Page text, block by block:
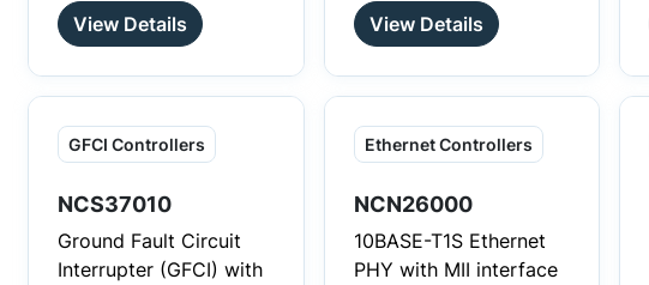
650V to 1700V. They
provide high switching
frequency and deliver
ultra-low on-resistance
(RDS (on)) starting at
just 4 mohm, utilizing
size of any other
technology.
Additionally low gate
View Details
RDS(on) SiC JFET with
a Si MOSFET in a
single, compact
package. Specifically
designed for low-
frequency protection
Power Supply Units
(PSUs), downstream
high-voltage DC-DC
View Details
GFCI Controllers
NCS37010
Ground Fault Circuit
Interrupter (GFCI) with
Ethernet Controllers
NCN26000
10BASE-T1S Ethernet
PHY with MII interface